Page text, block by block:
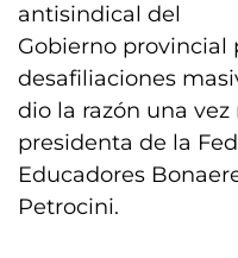
antisindical del
Gobierno provincial
desafiliaciones
dio la razón una vez
presidenta de la
Educadores
Petrocini.